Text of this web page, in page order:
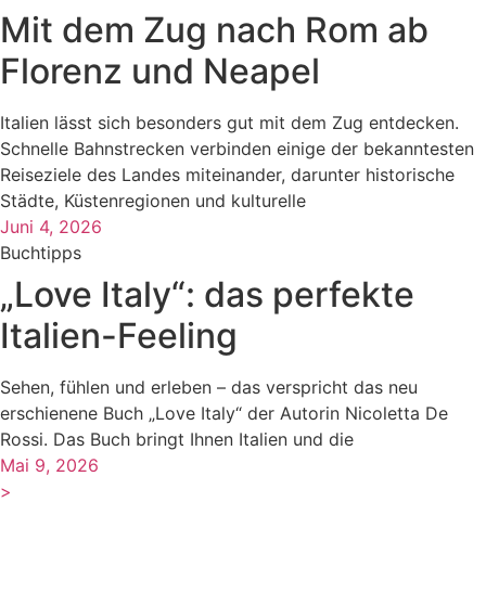
Mit dem Zug nach Rom ab
Florenz und Neapel
Italien lässt sich besonders gut mit dem Zug entdecken.
Schnelle Bahnstrecken verbinden einige der bekanntesten
Reiseziele des Landes miteinander, darunter historische
Städte, Küstenregionen und kulturelle
Juni 4, 2026
Buchtipps
„Love Italy“: das perfekte
Italien-Feeling
Sehen, fühlen und erleben – das verspricht das neu
erschienene Buch „Love Italy“ der Autorin Nicoletta De
Rossi. Das Buch bringt Ihnen Italien und die
Mai 9, 2026
>